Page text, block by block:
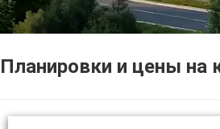
Планировки и цены на